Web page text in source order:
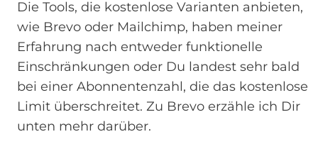
Die Tools, die kostenlose Varianten anbieten,
wie Brevo oder Mailchimp, haben meiner
Erfahrung nach entweder funktionelle
Einschränkungen oder Du landest sehr bald
bei einer Abonnentenzahl, die das kostenlose
Limit überschreitet. Zu Brevo erzähle ich Dir
unten mehr darüber.